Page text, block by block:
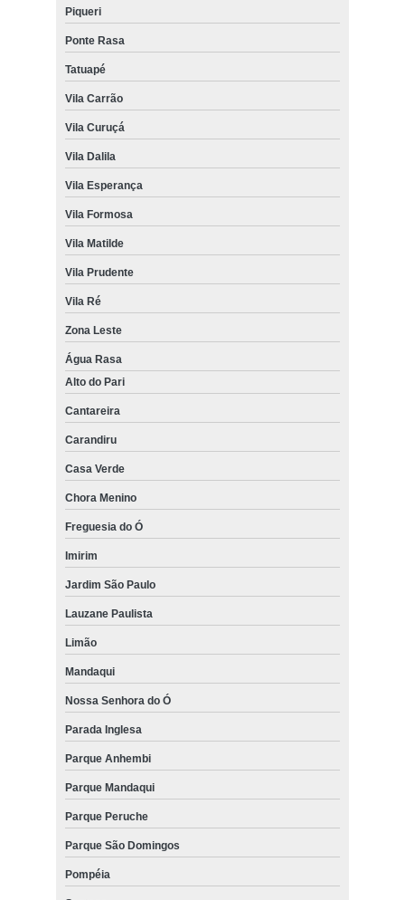
Piqueri
Ponte Rasa
Tatuapé
Vila Carrão
Vila Curuçá
Vila Dalila
Vila Esperança
Vila Formosa
Vila Matilde
Vila Prudente
Vila Ré
Zona Leste
Água Rasa
Alto do Pari
Cantareira
Carandiru
Casa Verde
Chora Menino
Freguesia do Ó
Imirim
Jardim São Paulo
Lauzane Paulista
Limão
Mandaqui
Nossa Senhora do Ó
Parada Inglesa
Parque Anhembi
Parque Mandaqui
Parque Peruche
Parque São Domingos
Pompéia